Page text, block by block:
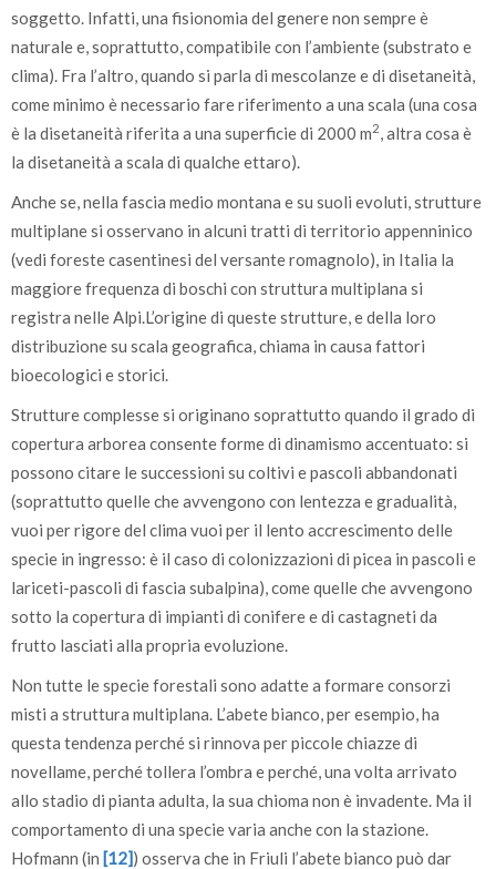
soggetto. Infatti, una fisionomia del genere non sempre è
naturale e, soprattutto, compatibile con l’ambiente (substrato e
clima). Fra l’altro, quando si parla di mescolanze e di disetaneità,
come minimo è necessario fare riferimento a una scala (una cosa
è la disetaneità riferita a una superficie di 2000 m2, altra cosa è
la disetaneità a scala di qualche ettaro).
Anche se, nella fascia medio montana e su suoli evoluti, strutture
multiplane si osservano in alcuni tratti di territorio appenninico
(vedi foreste casentinesi del versante romagnolo), in Italia la
maggiore frequenza di boschi con struttura multiplana si
registra nelle Alpi.L’origine di queste strutture, e della loro
distribuzione su scala geografica, chiama in causa fattori
bioecologici e storici.
Strutture complesse si originano soprattutto quando il grado di
copertura arborea consente forme di dinamismo accentuato: si
possono citare le successioni su coltivi e pascoli abbandonati
(soprattutto quelle che avvengono con lentezza e gradualità,
vuoi per rigore del clima vuoi per il lento accrescimento delle
specie in ingresso: è il caso di colonizzazioni di picea in pascoli e
lariceti-pascoli di fascia subalpina), come quelle che avvengono
sotto la copertura di impianti di conifere e di castagneti da
frutto lasciati alla propria evoluzione.
Non tutte le specie forestali sono adatte a formare consorzi
misti a struttura multiplana. L’abete bianco, per esempio, ha
questa tendenza perché si rinnova per piccole chiazze di
novellame, perché tollera l’ombra e perché, una volta arrivato
allo stadio di pianta adulta, la sua chioma non è invadente. Ma il
comportamento di una specie varia anche con la stazione.
Hofmann (in [12]) osserva che in Friuli l’abete bianco può dar